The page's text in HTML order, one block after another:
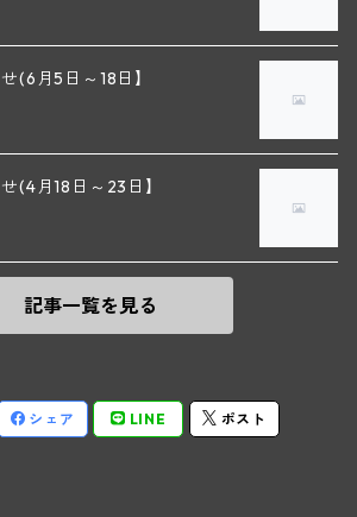
・シャンベルタン)
ヴレ・シャンベルタン)
モンラッシェ)
ソー)
ジュ(シャサーニュ・モンラッシェ)
グ
ー
ド
ーマルク
(6月5日～18日】
(4月18日～23日】
記事一覧を見る
シェア LINE ポスト